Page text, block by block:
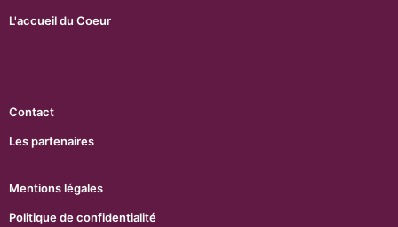
L'accueil du Coeur
Contact
Les partenaires
Mentions légales
Politique de confidentialité